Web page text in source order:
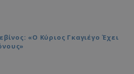
«Ο Κύριος Γκαγιέγο Έχει